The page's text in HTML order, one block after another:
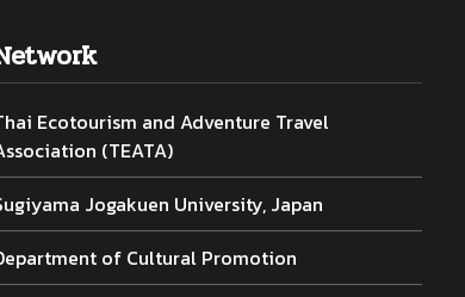
Ecotourism and Adventure Travel
(TEATA)
Jogakuen University, Japan
of Cultural Promotion